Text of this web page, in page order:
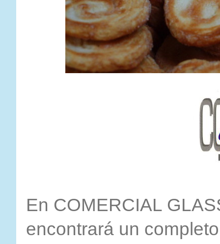
En COMERCIAL
encontrará un